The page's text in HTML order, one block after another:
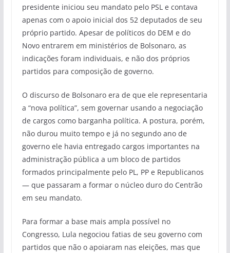
presidente iniciou seu mandato pelo PSL e contava
apenas com o apoio inicial dos 52 deputados de seu
próprio partido. Apesar de políticos do DEM e do
Novo entrarem em ministérios de Bolsonaro, as
indicações foram individuais, e não dos próprios
partidos para composição de governo.
O discurso de Bolsonaro era de que ele representaria
a “nova política”, sem governar usando a negociação
de cargos como barganha política. A postura, porém,
não durou muito tempo e já no segundo ano de
governo ele havia entregado cargos importantes na
administração pública a um bloco de partidos
formados principalmente pelo PL, PP e Republicanos
— que passaram a formar o núcleo duro do Centrão
em seu mandato.
Para formar a base mais ampla possível no
Congresso, Lula negociou fatias de seu governo com
partidos que não o apoiaram nas eleições, mas que